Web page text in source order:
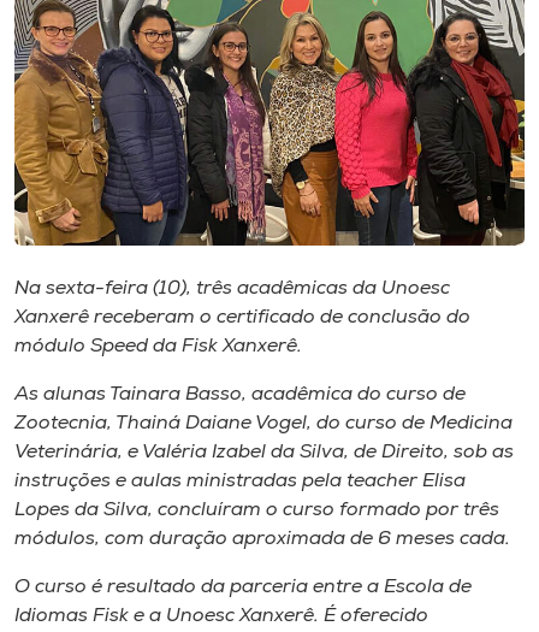
Biblioteca
Editora
Rádio
Museu
Unoesc
Store
Selecione
o idioma
A+
A-
Na sexta-feira (10), três acadêmicas da Unoesc
Xanxerê receberam o certificado de conclusão do
módulo Speed da Fisk Xanxerê.
As alunas Tainara Basso, acadêmica do curso de
Zootecnia, Thainá Daiane Vogel, do curso de Medicina
Veterinária, e Valéria Izabel da Silva, de Direito, sob as
instruções e aulas ministradas pela teacher Elisa
Lopes da Silva, concluíram o curso formado por três
módulos, com duração aproximada de 6 meses cada.
O curso é resultado da parceria entre a Escola de
Idiomas Fisk e a Unoesc Xanxerê. É oferecido